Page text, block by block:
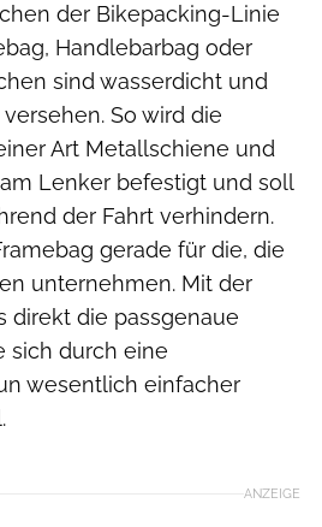
der Bikepacking-Linie
Handlebarbag oder
sind wasserdicht und
So wird die
Art Metallschiene und
Lenker befestigt und soll
der Fahrt verhindern.
gerade für die, die
unternehmen. Mit der
direkt die passgenaue
sich durch eine
wesentlich einfacher
ANZEIGE